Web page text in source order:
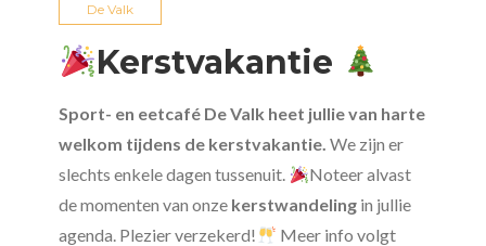
De Valk
Kerstvakantie
Sport- en eetcafé De Valk heet jullie van harte
welkom tijdens de kerstvakantie. We zijn er
slechts enkele dagen tussenuit.
Noteer alvast
de momenten van onze kerstwandeling in jullie
agenda. Plezier verzekerd!
Meer info volgt